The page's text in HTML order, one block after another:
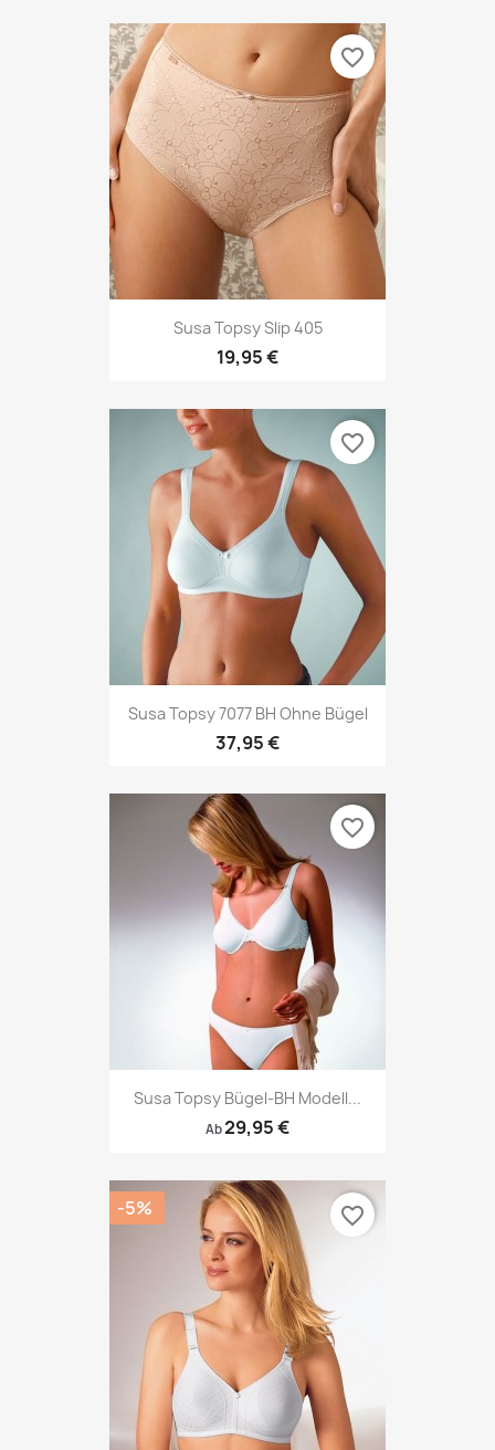
Susa Topsy Slip 405
19,95 €
favorite_border
Susa Topsy 7077 BH Ohne Bügel
37,95 €
favorite_border
Susa Topsy Bügel-BH Modell...
Ab29,95 €
favorite_border
-5% favorite_border